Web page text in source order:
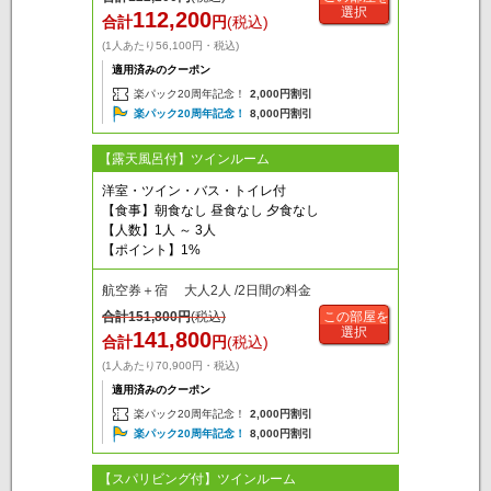
合計112,200円(税込)
(1人あたり56,100円・税込)
適用済みのクーポン
楽パック20周年記念！
2,000円割引
楽パック20周年記念！
8,000円割引
選択
【露天風呂付】ツインルーム
洋室・ツイン・バス・トイレ付
【食事】朝食なし 昼食なし 夕食なし
【人数】1人 ～ 3人
【ポイント】1%
航空券＋宿 大人2人 /2日間の料金
合計151,800円(税込)
合計141,800円(税込)
(1人あたり70,900円・税込)
適用済みのクーポン
楽パック20周年記念！
2,000円割引
楽パック20周年記念！
8,000円割引
この部屋を
選択
【スパリビング付】ツインルーム